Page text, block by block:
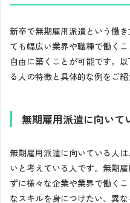
新卒で無期雇用派遣という働
ても幅広い業界や職種で働く
自由に築くことが可能です。
る人の特徴と具体的な例をご紹
無期雇用派遣に向いて
無期雇用派遣に向いている人
いと考えている人です。無期
ずに様々な企業や業界で働く
なスキルを身につけたい、異